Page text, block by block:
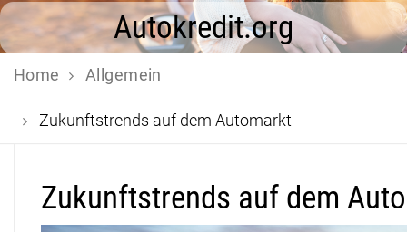
Autokredit.org
Home Allgemein
Zukunftstrends auf dem Automarkt
Zukunftstrends auf dem